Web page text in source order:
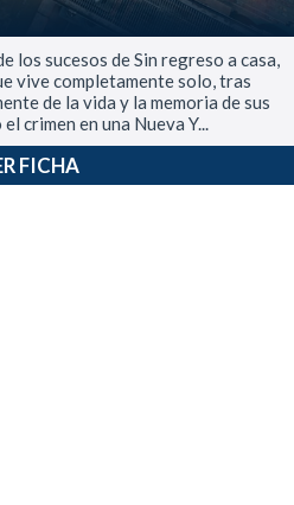
los sucesos de Sin regreso a casa,
vive completamente solo, tras
de la vida y la memoria de sus
crimen en una Nueva Y...
FICHA